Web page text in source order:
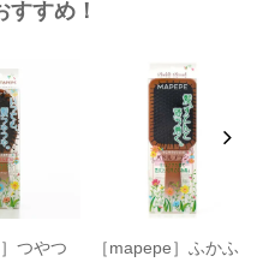
すすめ！
つやつ
［mapepe］ふかふ